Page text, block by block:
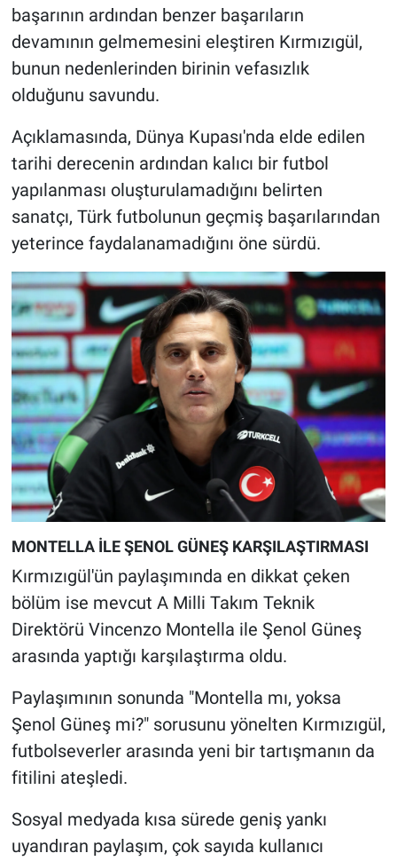
başarının ardından benzer başarıların
devamının gelmemesini eleştiren Kırmızıgül,
bunun nedenlerinden birinin vefasızlık
olduğunu savundu.
Açıklamasında, Dünya Kupası'nda elde edilen
tarihi derecenin ardından kalıcı bir futbol
yapılanması oluşturulamadığını belirten
sanatçı, Türk futbolunun geçmiş başarılarından
yeterince faydalanamadığını öne sürdü.
MONTELLA İLE ŞENOL GÜNEŞ KARŞILAŞTIRMASI
Kırmızıgül'ün paylaşımında en dikkat çeken
bölüm ise mevcut A Milli Takım Teknik
Direktörü Vincenzo Montella ile Şenol Güneş
arasında yaptığı karşılaştırma oldu.
Paylaşımının sonunda "Montella mı, yoksa
Şenol Güneş mi?" sorusunu yönelten Kırmızıgül,
futbolseverler arasında yeni bir tartışmanın da
fitilini ateşledi.
Sosyal medyada kısa sürede geniş yankı
uyandıran paylaşım, çok sayıda kullanıcı